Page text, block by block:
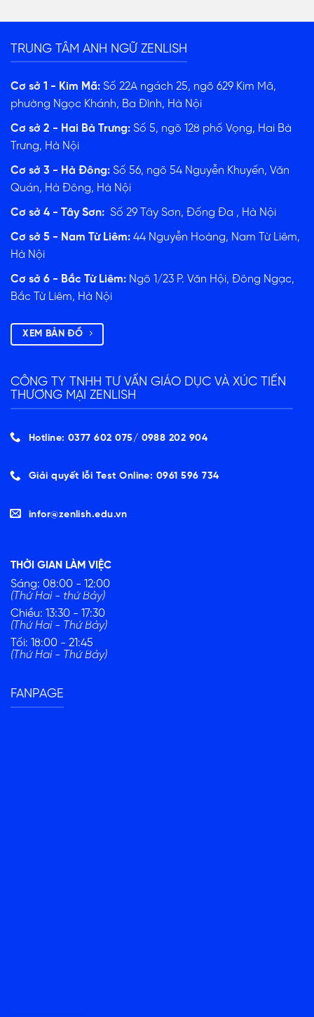
TRUNG TÂM ANH NGỮ ZENLISH
Cơ sở 1 - Kim Mã: Số 22A ngách 25, ngõ 629 Kim Mã,
phường Ngọc Khánh, Ba Đình, Hà Nội
Cơ sở 2 - Hai Bà Trưng: Số 5, ngõ 128 phố Vọng, Hai Bà
Trưng, Hà Nội
Cơ sở 3 - Hà Đông: Số 56, ngõ 54 Nguyễn Khuyến, Văn
Quán, Hà Đông, Hà Nội
Cơ sở 4 - Tây Sơn: Số 29 Tây Sơn, Đống Đa , Hà Nội
Cơ sở 5 - Nam Từ Liêm: 44 Nguyễn Hoàng, Nam Từ Liêm,
Hà Nội
Cơ sở 6 - Bắc Từ Liêm: Ngõ 1/23 P. Văn Hội, Đông Ngạc,
Bắc Từ Liêm, Hà Nội
XEM BẢN ĐỒ
CÔNG TY TNHH TƯ VẤN GIÁO DỤC VÀ XÚC TIẾN
THƯƠNG MẠI ZENLISH
Hotline: 0377 602 075/ ‭0988 202 904‬
Giải quyết lỗi Test Online: 0961 596 734
infor@zenlish.edu.vn
THỜI GIAN LÀM VIỆC
Sáng: 08:00 - 12:00
(Thứ Hai - thứ Bảy)
Chiều: 13:30 - 17:30
(Thứ Hai - Thứ Bảy)
Tối: 18:00 - 21:45
(Thứ Hai - Thứ Bảy)
FANPAGE